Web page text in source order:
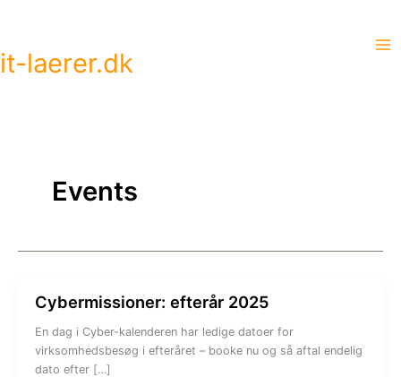
it-laerer.dk
Events
Cybermissioner: efterår 2025
En dag i Cyber-kalenderen har ledige datoer for
virksomhedsbesøg i efteråret – booke nu og så aftal endelig
dato efter […]